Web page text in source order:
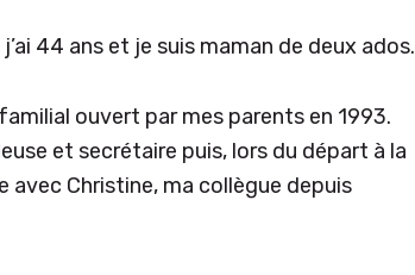
j’ai 44 ans et je suis maman de deux ados.
ouvert par mes parents en 1993.
et secrétaire puis, lors du départ à la
avec Christine, ma collègue depuis